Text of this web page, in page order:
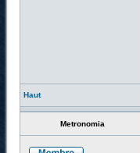
Haut
Metronomia